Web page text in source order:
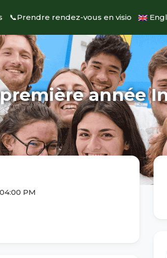
📞Prendre rendez-vous en visio
année
04:00 PM